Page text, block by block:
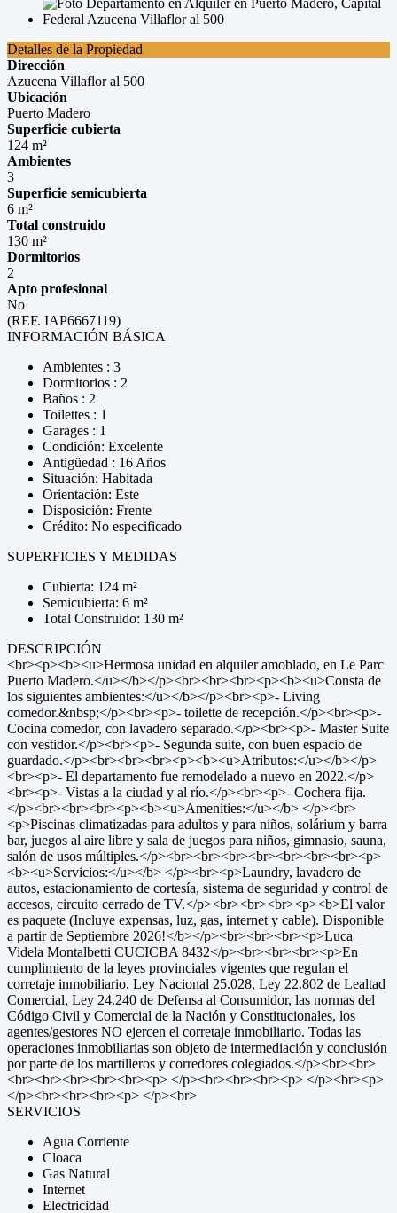
Detalles de la Propiedad
Dirección
Azucena Villaflor al 500
Ubicación
Puerto Madero
Superficie cubierta
124 m²
Ambientes
3
Superficie semicubierta
6 m²
Total construido
130 m²
Dormitorios
2
Apto profesional
No
(REF. IAP6667119)
INFORMACIÓN BÁSICA
Ambientes : 3
Dormitorios : 2
Baños : 2
Toilettes : 1
Garages : 1
Condición: Excelente
Antigüedad : 16 Años
Situación: Habitada
Orientación: Este
Disposición: Frente
Crédito: No especificado
SUPERFICIES Y MEDIDAS
Cubierta: 124 m²
Semicubierta: 6 m²
Total Construido: 130 m²
DESCRIPCIÓN
<br><p><b><u>Hermosa unidad en alquiler amoblado, en Le Parc
Puerto Madero.</u></b></p><br><br><br><p><b><u>Consta de
los siguientes ambientes:</u></b></p><br><p>- Living
comedor.&nbsp;</p><br><p>- toilette de recepción.</p><br><p>-
Cocina comedor, con lavadero separado.</p><br><p>- Master Suite
con vestidor.</p><br><p>- Segunda suite, con buen espacio de
guardado.</p><br><br><br><p><b><u>Atributos:</u></b></p>
<br><p>- El departamento fue remodelado a nuevo en 2022.</p>
<br><p>- Vistas a la ciudad y al río.</p><br><p>- Cochera fija.
</p><br><br><br><p><b><u>Amenities:</u></b> </p><br>
<p>Piscinas climatizadas para adultos y para niños, solárium y barra
bar, juegos al aire libre y sala de juegos para niños, gimnasio, sauna,
salón de usos múltiples.</p><br><br><br><br><br><br><br><p>
<b><u>Servicios:</u></b> </p><br><p>Laundry, lavadero de
autos, estacionamiento de cortesía, sistema de seguridad y control de
accesos, circuito cerrado de TV.</p><br><br><br><p><b>El valor
es paquete (Incluye expensas, luz, gas, internet y cable). Disponible
a partir de Septiembre 2026!</b></p><br><br><br><p>Luca
Videla Montalbetti CUCICBA 8432</p><br><br><br><p>En
cumplimiento de la leyes provinciales vigentes que regulan el
corretaje inmobiliario, Ley Nacional 25.028, Ley 22.802 de Lealtad
Comercial, Ley 24.240 de Defensa al Consumidor, las normas del
Código Civil y Comercial de la Nación y Constitucionales, los
agentes/gestores NO ejercen el corretaje inmobiliario. Todas las
operaciones inmobiliarias son objeto de intermediación y conclusión
por parte de los martilleros y corredores colegiados.</p><br><br>
<br><br><br><br><br><p> </p><br><br><br><p> </p><br><p>
</p><br><br><br><p> </p><br>
SERVICIOS
Agua Corriente
Cloaca
Gas Natural
Internet
Electricidad